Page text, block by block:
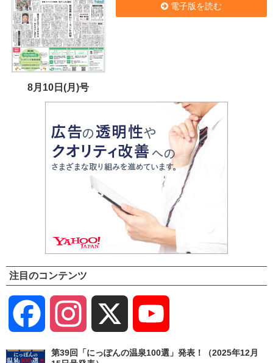
8月10日(月)号
電子版を読む
注目のコンテンツ
Facebook Instagram
Channel
第39回「にっぽんの温泉100選」発表！（2025年12月